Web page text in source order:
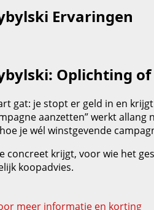
Ervaringen
Oplichting
gat: je stopt er geld in en
aanzetten” werkt
je wél winstgevende
concreet krijgt, voor wie het
koopadvies.